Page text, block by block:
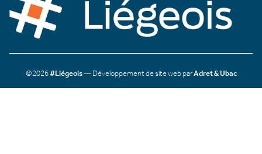
©2026#Liégeois— Développement de site web parAdret & Ubac